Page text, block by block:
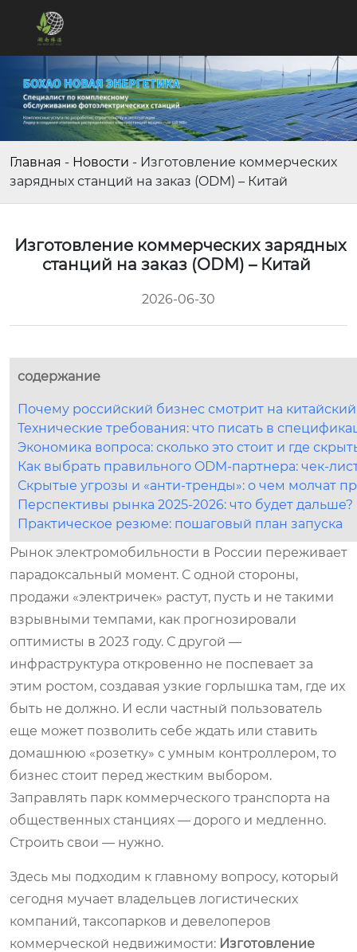
Главная - Новости - Изготовление коммерческих
зарядных станций на заказ (ODM) – Китай
Изготовление коммерческих зарядных
станций на заказ (ODM) – Китай
2026-06-30
содержание
Почему российский бизнес смотрит на
Технические требования: что писать в
Экономика вопроса: сколько это стоит и где
Как выбрать правильного ODM-партнера: чек-
Скрытые угрозы и «анти-тренды»: о чем молчат
Перспективы рынка 2025-2026: что будет дальше?
Практическое резюме: пошаговый план запуска
Рынок электромобильности в России переживает
парадоксальный момент. С одной стороны,
продажи «электричек» растут, пусть и не такими
взрывными темпами, как прогнозировали
оптимисты в 2023 году. С другой —
инфраструктура откровенно не поспевает за
этим ростом, создавая узкие горлышка там, где их
быть не должно. И если частный пользователь
еще может позволить себе ждать или ставить
домашнюю «розетку» с умным контроллером, то
бизнес стоит перед жестким выбором.
Заправлять парк коммерческого транспорта на
общественных станциях — дорого и медленно.
Строить свои — нужно.
Здесь мы подходим к главному вопросу, который
сегодня мучает владельцев логистических
компаний, таксопарков и девелоперов
коммерческой недвижимости: Изготовление